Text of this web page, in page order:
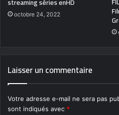
streaming séries enHD
octobre 24, 2022
Laisser un commentaire
Votre adresse e-mail ne sera pas
sont indiqués avec *